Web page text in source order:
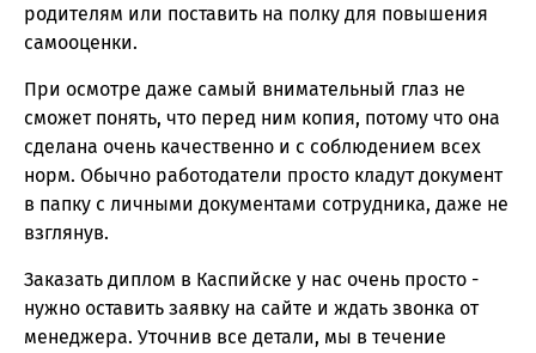
родителям или поставить на полку для повышения
самооценки.
При осмотре даже самый внимательный глаз не
сможет понять, что перед ним копия, потому что она
сделана очень качественно и с соблюдением всех
норм. Обычно работодатели просто кладут документ
в папку с личными документами сотрудника, даже не
взглянув.
Заказать диплом в Каспийске у нас очень просто -
нужно оставить заявку на сайте и ждать звонка от
менеджера. Уточнив все детали, мы в течение